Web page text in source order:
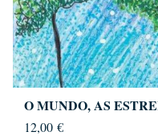
O MUNDO, AS
12,00 €